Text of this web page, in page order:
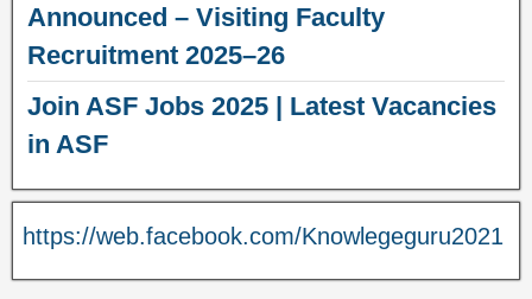
Announced – Visiting Faculty
Recruitment 2025–26
Join ASF Jobs 2025 | Latest Vacancies
in ASF
https://web.facebook.com/Knowlegeguru2021